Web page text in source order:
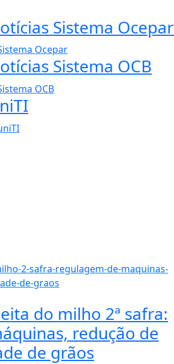
Sistema Ocepar
Sistema OCB
do milho 2ª safra:
redução de
de grãos